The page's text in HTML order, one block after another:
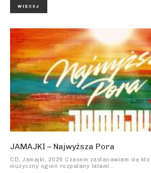
WIĘCEJ
JAMAJKI – Najwyższa Pora
CD, Jamajki, 2026 Czasem zastanawiam się kto poniesie w tym kraju
muzyczny ogień rozpalany latami...